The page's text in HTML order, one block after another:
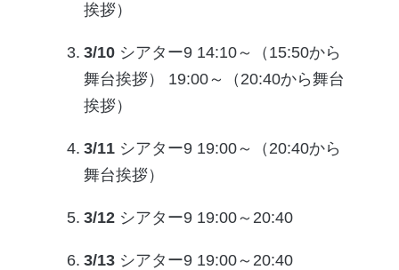
挨拶）
3/10シアター9 14:10～（15:50から
舞台挨拶） 19:00～（20:40から舞台
挨拶）
3/11シアター9 19:00～（20:40から
舞台挨拶）
3/12シアター9 19:00～20:40
3/13シアター9 19:00～20:40